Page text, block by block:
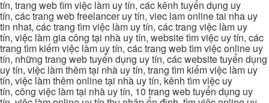
tín, trang web tìm việc làm uy tín, các kênh tuyển dụng uy
tín, các trang web freelancer uy tín, viec lam online tai nha uy
tin nhat, các trang tìm việc làm uy tín, các trang việc làm uy
tín, việc làm gia công tại nhà uy tín, website tìm việc uy tín, các
trang tìm kiếm việc làm uy tín, các trang web tìm việc online uy
tín, những trang web tuyển dụng uy tín, các website tuyển dụng
uy tín, việc làm thêm tại nhà uy tín, trang tìm kiếm việc làm uy
tín, việc làm thêm online tại nhà uy tín, kênh tìm việc uy
tín, công việc làm tại nhà uy tín, 10 trang web tuyển dụng uy